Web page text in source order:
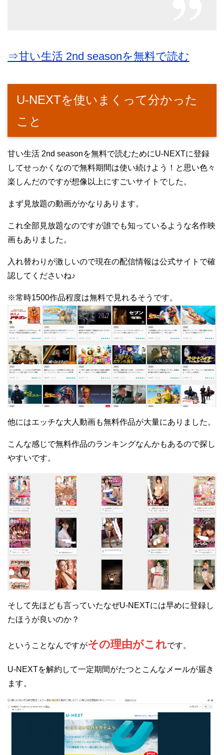
⇒甘い生活 2nd seasonを無料で読む
U-NEXTを使いまくって分かった
こと
甘い生活 2nd seasonを無料で読むためにU-NEXTに登録
してせっかくなので無料期間は使い続けよう！と思い色々
楽しんだのですが想像以上にすごいサイトでした。
まず見放題の動画がかなりあります。
これ全部見放題なのですが誰でも知っているような名作映
画もありました。
入れ替わりが激しいので現在の配信情報は公式サイトで確
認してくださいね♪
※常時1500作品程度は無料で見れるそうです。
他にはエッチな大人動画も無料作品が大量にありました。
こんな感じで無料作品のランキングなんかもあるので探し
やすいです。
そして先ほども言っていたなぜU-NEXTには早めに登録し
たほうが良いのか？
ということなんですがその理由がこれです。
U-NEXTを解約して一定期間がたつとこんなメールが届き
ます。